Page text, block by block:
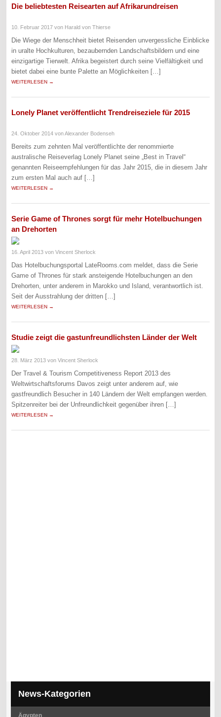
Die beliebtesten Reisearten auf Afrikarundreisen
10. Februar 2017 von Harald von Thierse
Die Wiege der Menschheit bietet Reisenden unvergessliche Einblicke
in uralte Hochkulturen, bezaubernden Landschaftsbildern und eine
einzigartige Tierwelt. Afrika begeistert durch seine Vielfältigkeit und
bietet dabei eine bunte Palette an Möglichkeiten […]
WEITERLESEN →
Lonely Planet veröffentlicht Trendreiseziele für 2015
24. Oktober 2014 von Alexander Bodenseh
Bereits zum zehnten Mal veröffentlichte der renommierte
australische Reiseverlag Lonely Planet seine „Best in Travel“
genannten Reiseempfehlungen für das Jahr 2015, die in diesem Jahr
zum ersten Mal auch auf […]
WEITERLESEN →
Serie Game of Thrones sorgt für mehr Hotelbuchungen
an Drehorten
16. April 2013 von Vincent Sherlock
Das Hotelbuchungsportal LateRooms.com meldet, dass die Serie
Game of Thrones für stark ansteigende Hotelbuchungen an den
Drehorten, unter anderem in Marokko und Island, verantwortlich ist.
Seit der Ausstrahlung der dritten […]
WEITERLESEN →
Studie zeigt die gastunfreundlichsten Länder der Welt
28. März 2013 von Vincent Sherlock
Der Travel & Tourism Competitiveness Report 2013 des
Weltwirtschaftsforums Davos zeigt unter anderem auf, wie
gastfreundlich Besucher in 140 Ländern der Welt empfangen werden.
Spitzenreiter bei der Unfreundlichkeit gegenüber ihren […]
WEITERLESEN →
News-Kategorien
Ägypten